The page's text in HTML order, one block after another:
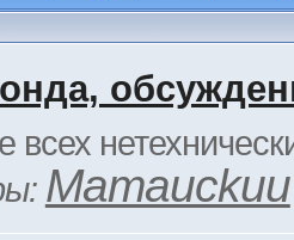
Mamauckuu